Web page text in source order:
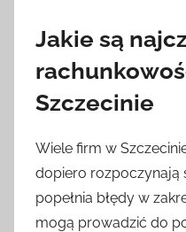
Jakie są
Szczecinie
Wiele firm w
dopiero rozpoczynają
popełnia błędy w
mogą prowadzić do